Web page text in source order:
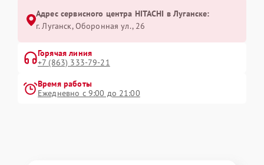
Адрес сервисного центра HITACHI в Луганске:
г. Луганск, Оборонная ул., 26
Горячая линия
+7 (863) 333-79-21
Время работы
Ежедневно с 9:00 до 21:00